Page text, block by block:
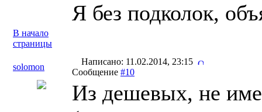
Я без подколок,
В начало
страницы
solomon
Написано: 11.02.2014, 23:15
Сообщение #10
Из дешевых, не